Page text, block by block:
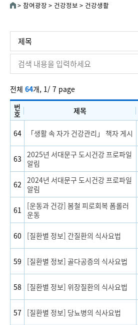
참여광장 건강정보 건강생활
전체 64개, 1/ 7 page
번
호 제목
64 「생활 속 자가 건강관리」 책자 게시
63 2025년 서대문구 도시건강 프로파일
알림
62 2024년 서대문구 도시건강 프로파일
알림
61
[운동과 건강] 봄철 피로회복 폼롤러
운동
60 [질환별 정보] 간질환의 식사요법
59 [질환별 정보] 골다공증의 식사요법
58 [질환별 정보] 위장질환의 식사요법
57 [질환별 정보] 당뇨병의 식사요법